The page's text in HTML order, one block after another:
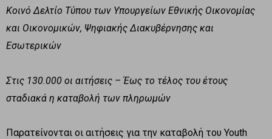
Κοινό Δελτίο Τύπου των Υπουργείων Εθνικής Οικονομίας
και Οικονομικών, Ψηφιακής Διακυβέρνησης και
Εσωτερικών
Στις 130.000 οι αιτήσεις – Έως το τέλος του έτους
σταδιακά η καταβολή των πληρωμών
Παρατείνονται οι αιτήσεις για την καταβολή του Youth